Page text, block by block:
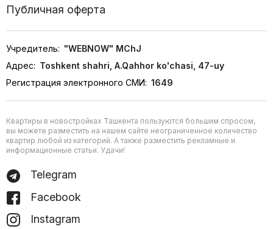
Публичная оферта
Учредитель: "WEBNOW" MChJ
Адрес: Toshkent shahri, A.Qahhor ko'chasi, 47-uy
Регистрация электронного СМИ: 1649
Квартиры в новостройках Ташкента пользуются большим спросом,
вы можете разместить на нашем сайте неограниченное количество
квартир любой из категорий. А также разместить рекламные и
информационные статьи. Удачи!
Telegram
Facebook
Instagram